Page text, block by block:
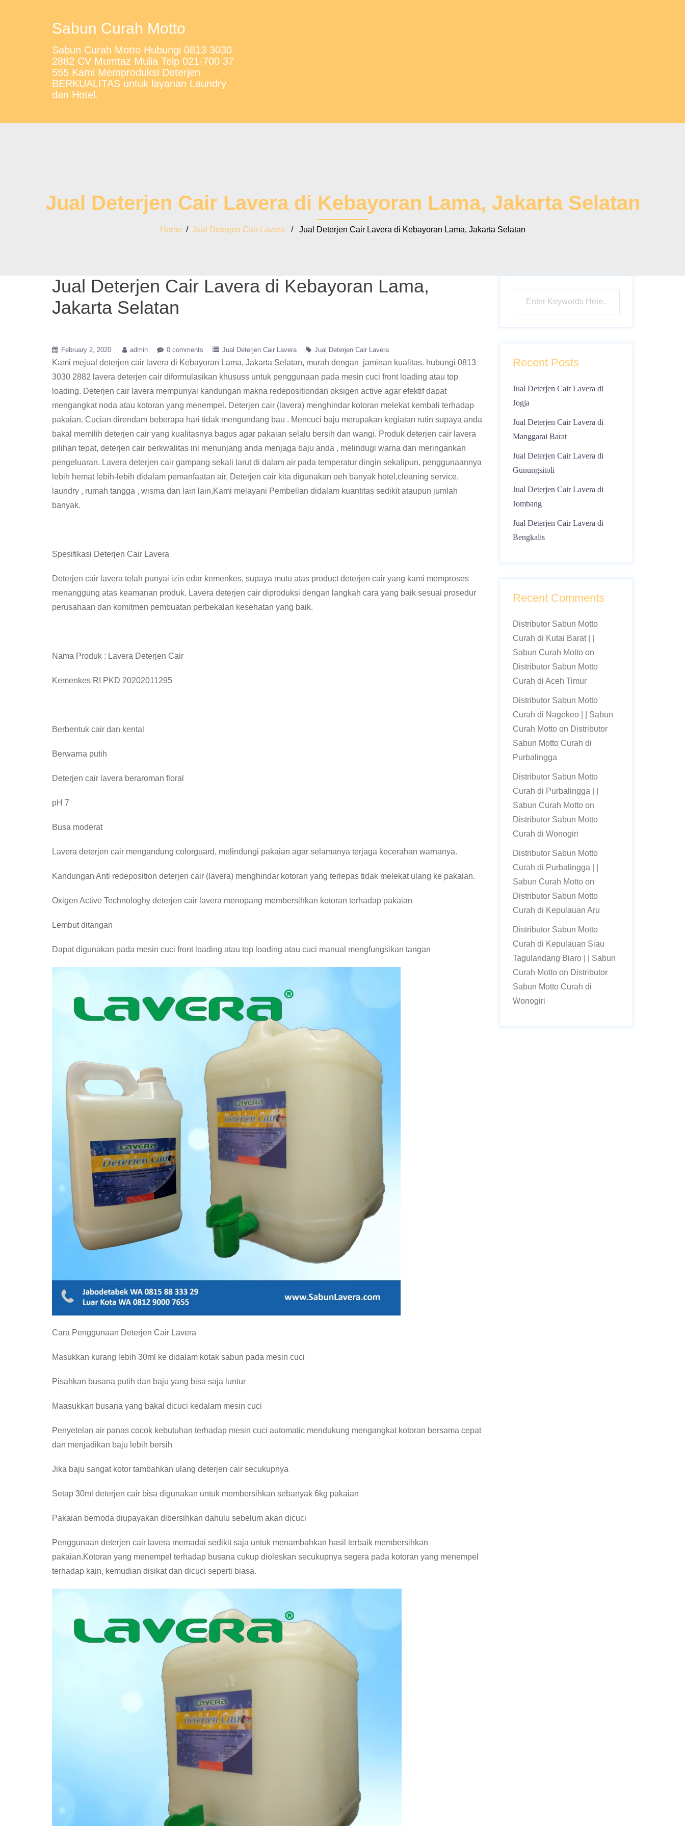
Sabun Curah Motto
Sabun Curah Motto Hubungi 0813 3030
2882 CV Mumtaz Mulia Telp 021-700 37
555 Kami Memproduksi Deterjen
BERKUALITAS untuk layanan Laundry
dan Hotel.
Jual Deterjen Cair Lavera di Kebayoran Lama, Jakarta Selatan
Home / Jual Deterjen Cair Lavera / Jual Deterjen Cair Lavera di Kebayoran Lama, Jakarta Selatan
Jual Deterjen Cair Lavera di Kebayoran Lama,
Jakarta Selatan
February 2, 2020 admin 0 comments Jual Deterjen Cair Lavera Jual Deterjen Cair Lavera
Kami mejual deterjen cair lavera di Kebayoran Lama, Jakarta Selatan, murah dengan jaminan kualitas. hubungi 0813
3030 2882 lavera deterjen cair diformulasikan khususs untuk penggunaan pada mesin cuci front loading atau top
loading. Deterjen cair lavera mempunyai kandungan makna redepositiondan oksigen active agar efektif dapat
mengangkat noda atau kotoran yang menempel. Deterjen cair (lavera) menghindar kotoran melekat kembali terhadap
pakaian. Cucian direndam beberapa hari tidak mengundang bau . Mencuci baju merupakan kegiatan rutin supaya anda
bakal memilih deterjen cair yang kualitasnya bagus agar pakaian selalu bersih dan wangi. Produk deterjen cair lavera
pilihan tepat, deterjen cair berkwalitas ini menunjang anda menjaga baju anda , melindugi warna dan meringankan
pengeluaran. Lavera deterjen cair gampang sekali larut di dalam air pada temperatur dingin sekalipun, penggunaannya
lebih hemat lebih-lebih didalam pemanfaatan air, Deterjen cair kita digunakan oeh banyak hotel,cleaning service,
laundry , rumah tangga , wisma dan lain lain,Kami melayani Pembelian didalam kuantitas sedikit ataupun jumlah
banyak.
Spesifikasi Deterjen Cair Lavera
Deterjen cair lavera telah punyai izin edar kemenkes, supaya mutu atas product deterjen cair yang kami memproses
menanggung atas keamanan produk. Lavera deterjen cair diproduksi dengan langkah cara yang baik sesuai prosedur
perusahaan dan komitmen pembuatan perbekalan kesehatan yang baik.
Nama Produk : Lavera Deterjen Cair
Kemenkes RI PKD 20202011295
Berbentuk cair dan kental
Berwarna putih
Deterjen cair lavera beraroman floral
pH 7
Busa moderat
Lavera deterjen cair mengandung colorguard, melindungi pakaian agar selamanya terjaga kecerahan warnanya.
Kandungan Anti redeposition deterjen cair (lavera) menghindar kotoran yang terlepas tidak melekat ulang ke pakaian.
Oxigen Active Technologhy deterjen cair lavera menopang membersihkan kotoran terhadap pakaian
Lembut ditangan
Dapat digunakan pada mesin cuci front loading atau top loading atau cuci manual mengfungsikan tangan
Cara Penggunaan Deterjen Cair Lavera
Masukkan kurang lebih 30ml ke didalam kotak sabun pada mesin cuci
Pisahkan busana putih dan baju yang bisa saja luntur
Maasukkan busana yang bakal dicuci kedalam mesin cuci
Penyetelan air panas cocok kebutuhan terhadap mesin cuci automatic mendukung mengangkat kotoran bersama cepat
dan menjadikan baju lebih bersih
Jika baju sangat kotor tambahkan ulang deterjen cair secukupnya
Setap 30ml deterjen cair bisa digunakan untuk membersihkan sebanyak 6kg pakaian
Pakaian bernoda diupayakan dibersihkan dahulu sebelum akan dicuci
Penggunaan deterjen cair lavera memadai sedikit saja untuk menambahkan hasil terbaik membersihkan
pakaian.Kotoran yang menempel terhadap busana cukup dioleskan secukupnya segera pada kotoran yang menempel
terhadap kain, kemudian disikat dan dicuci seperti biasa.
Recent Posts
Jual Deterjen Cair Lavera di
Jogja
Jual Deterjen Cair Lavera di
Manggarai Barat
Jual Deterjen Cair Lavera di
Gunungsitoli
Jual Deterjen Cair Lavera di
Jombang
Jual Deterjen Cair Lavera di
Bengkalis
Recent Comments
Distributor Sabun Motto
Curah di Kutai Barat | |
Sabun Curah Mottoon
Distributor Sabun Motto
Curah di Aceh Timur
Distributor Sabun Motto
Curah di Nagekeo | | Sabun
Curah Mottoon Distributor
Sabun Motto Curah di
Purbalingga
Distributor Sabun Motto
Curah di Purbalingga | |
Sabun Curah Mottoon
Distributor Sabun Motto
Curah di Wonogiri
Distributor Sabun Motto
Curah di Purbalingga | |
Sabun Curah Mottoon
Distributor Sabun Motto
Curah di Kepulauan Aru
Distributor Sabun Motto
Curah di Kepulauan Siau
Tagulandang Biaro | | Sabun
Curah Mottoon Distributor
Sabun Motto Curah di
Wonogiri